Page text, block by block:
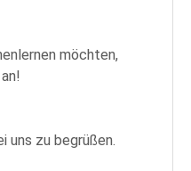
möchten,
uns zu begrüßen.